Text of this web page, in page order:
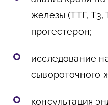
железы (ТТГ, Т3,
прогестерон;
исследование
сывороточного
консультация